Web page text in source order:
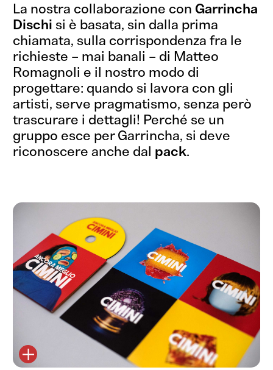
La nostra collaborazione con Garrincha
Dischi si è basata, sin dalla prima
chiamata, sulla corrispondenza fra le
richieste – mai banali – di Matteo
Romagnoli e il nostro modo di
progettare: quando si lavora con gli
artisti, serve pragmatismo, senza però
trascurare i dettagli! Perché se un
gruppo esce per Garrincha, si deve
riconoscere anche dal pack.
Che dici,
collaboriamo?